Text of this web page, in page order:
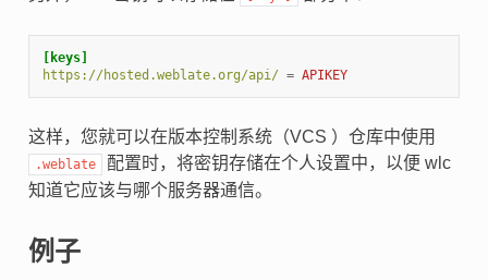
[keys]
https://hosted.weblate.org/api/ = APIKEY
这样，您就可以在版本控制系统（VCS ）仓库中使用
.weblate
配置时，将密钥存储在个人设置中，以便 wlc
知道它应该与哪个服务器通信。
例子